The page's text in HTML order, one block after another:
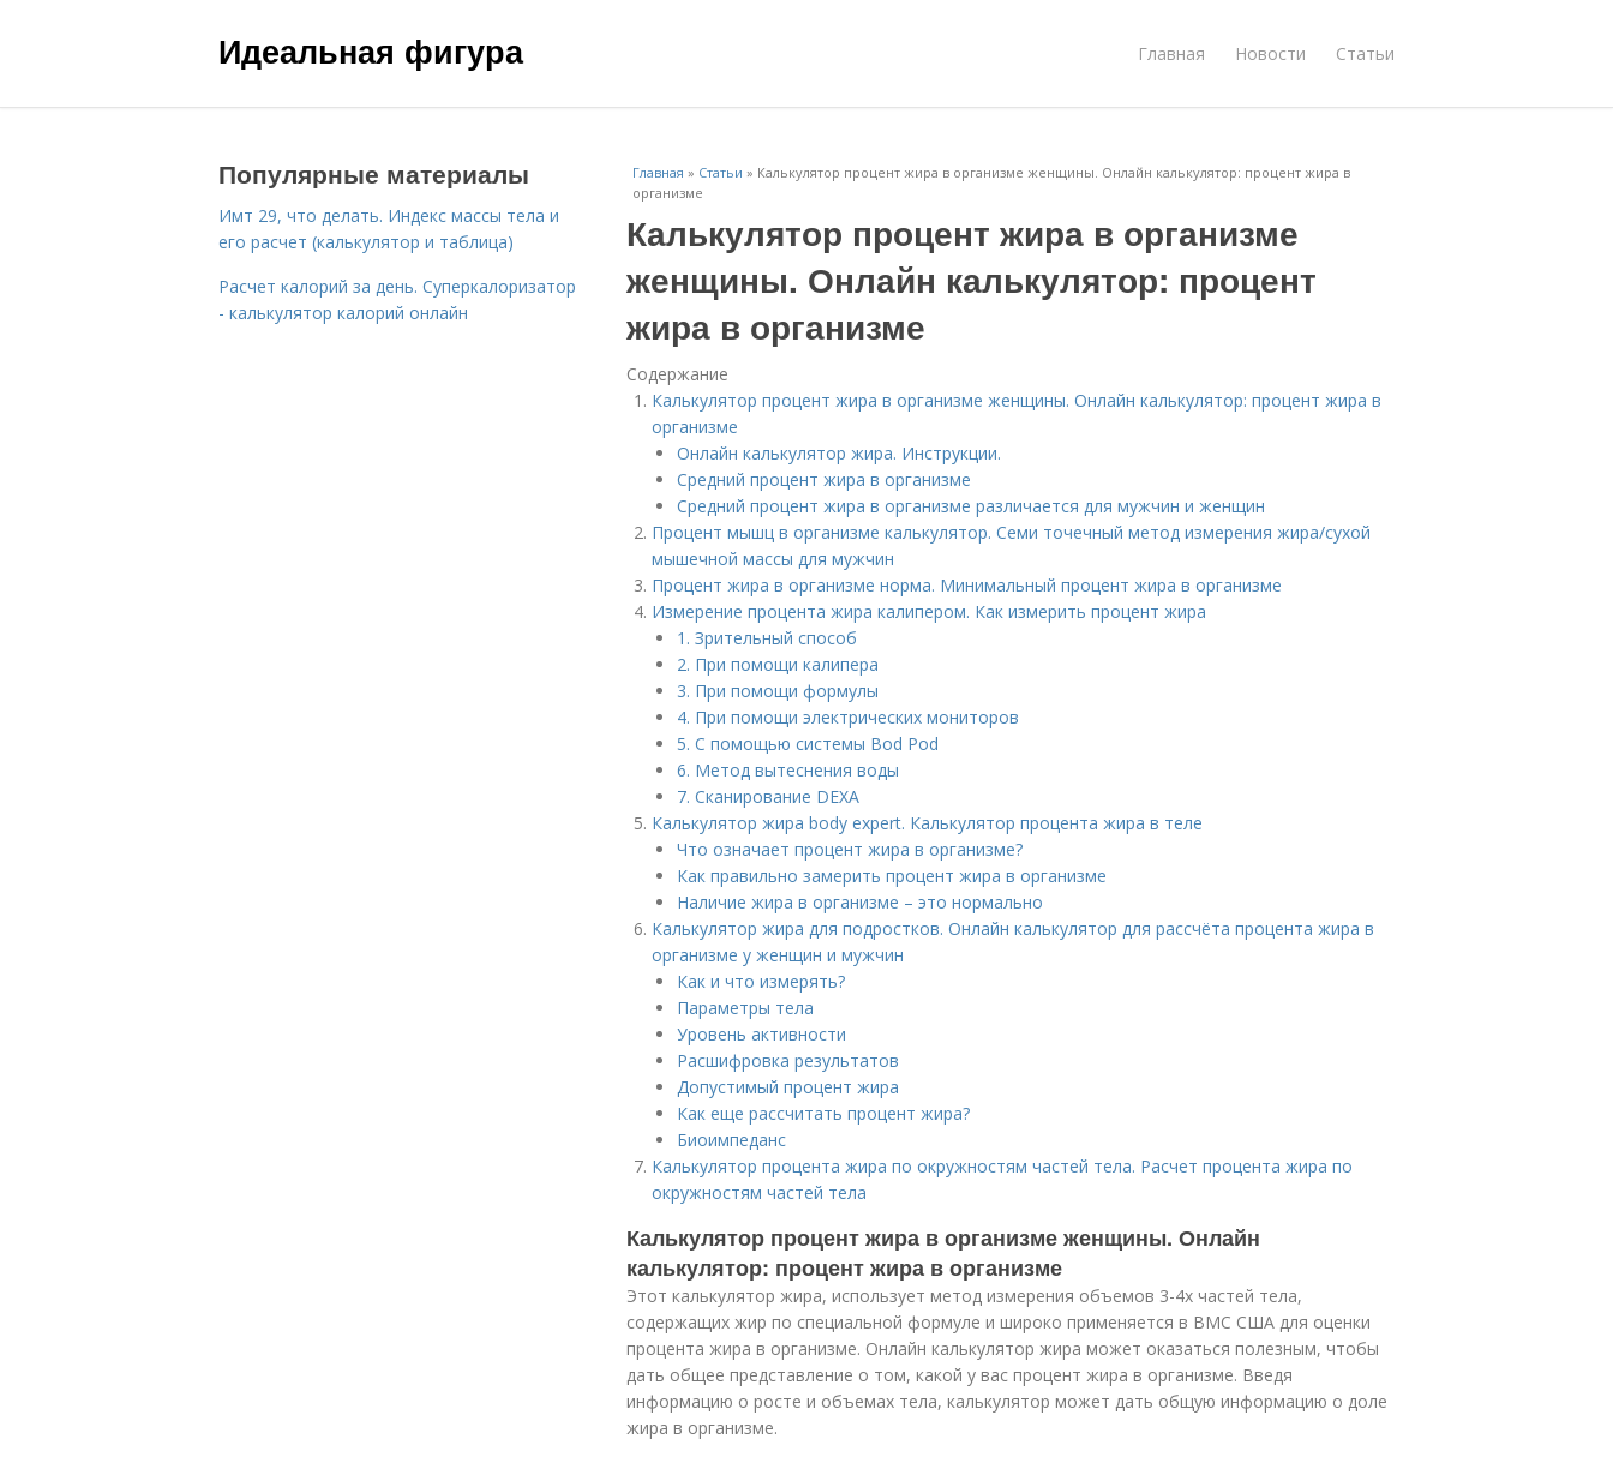
Идеальная фигура Главная Новости Статьи
Главная » Статьи » Калькулятор процент жира в организме женщины. Онлайн калькулятор: процент жира в
организме
Калькулятор процент жира в организме
женщины. Онлайн калькулятор: процент
жира в организме
Содержание
Калькулятор процент жира в организме женщины. Онлайн калькулятор: процент жира в
организме
Онлайн калькулятор жира. Инструкции.
Средний процент жира в организме
Средний процент жира в организме различается для мужчин и женщин
Процент мышц в организме калькулятор. Семи точечный метод измерения жира/сухой
мышечной массы для мужчин
Процент жира в организме норма. Минимальный процент жира в организме
Измерение процента жира калипером. Как измерить процент жира
1. Зрительный способ
2. При помощи калипера
3. При помощи формулы
4. При помощи электрических мониторов
5. С помощью системы Bod Pod
6. Метод вытеснения воды
7. Сканирование DEXA
Калькулятор жира body expert. Калькулятор процента жира в теле
Что означает процент жира в организме?
Как правильно замерить процент жира в организме
Наличие жира в организме – это нормально
Калькулятор жира для подростков. Онлайн калькулятор для рассчёта процента жира в
организме у женщин и мужчин
Как и что измерять?
Параметры тела
Уровень активности
Расшифровка результатов
Допустимый процент жира
Как еще рассчитать процент жира?
Биоимпеданс
Калькулятор процента жира по окружностям частей тела. Расчет процента жира по
окружностям частей тела
Калькулятор процент жира в организме женщины. Онлайн
калькулятор: процент жира в организме
Этот калькулятор жира, использует метод измерения объемов 3-4х частей тела,
содержащих жир по специальной формуле и широко применяется в ВМС США для оценки
процента жира в организме. Онлайн калькулятор жира может оказаться полезным, чтобы
дать общее представление о том, какой у вас процент жира в организме. Введя
информацию о росте и объемах тела, калькулятор может дать общую информацию о доле
жира в организме.
Популярные материалы
Имт 29, что делать. Индекс массы тела и
его расчет (калькулятор и таблица)
Расчет калорий за день. Суперкалоризатор
- калькулятор калорий онлайн